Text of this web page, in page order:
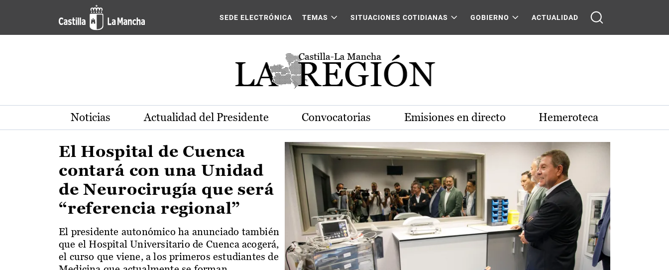
Pasar al contenido principal
Actualidad de la región de Castilla-La Mancha
SEDE ELECTRÓNICA TEMAS SITUACIONES COTIDIANAS GOBIERNO ACTUALIDAD
Noticias Actualidad del Presidente Convocatorias Emisiones en directo Hemeroteca
El Hospital de Cuenca
contará con una Unidad
de Neurocirugía que será
“referencia regional”
El presidente autonómico ha anunciado también
que el Hospital Universitario de Cuenca acogerá,
el curso que viene, a los primeros estudiantes de